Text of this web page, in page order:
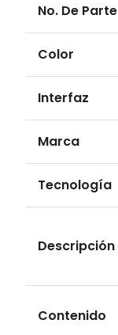
No. De Parte
Color
Interfaz
Marca
Tecnología
Descripción
Contenido